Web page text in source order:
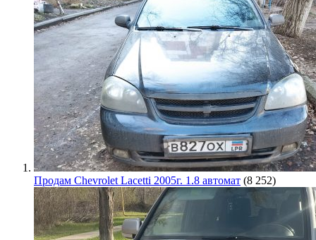
Продам Chevrolet Lacetti 2005г. 1.8 автомат (8 252)